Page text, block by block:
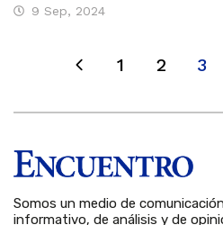
9 Sep, 2024
1 2 3
Somos un medio de
informativo, de análisis y de